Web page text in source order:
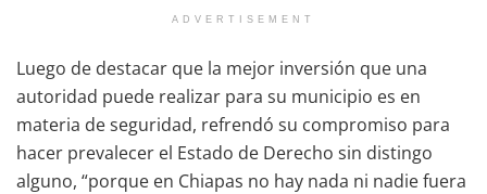
ADVERTISEMENT
Luego de destacar que la mejor inversión que una
autoridad puede realizar para su municipio es en
materia de seguridad, refrendó su compromiso para
hacer prevalecer el Estado de Derecho sin distingo
alguno, “porque en Chiapas no hay nada ni nadie fuera